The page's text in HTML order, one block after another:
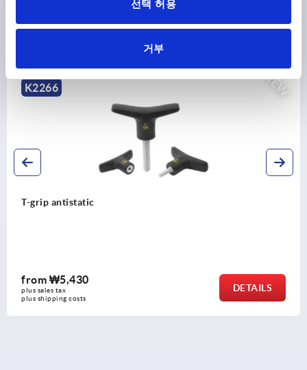
선택 허용
거부
Discover our product range
NEW K2105
₩1,110
plus sales tax
plus shipping costs